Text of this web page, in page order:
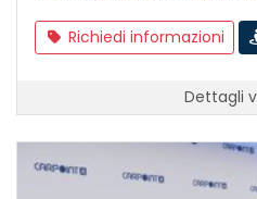
Richiedi informazioni
Dettagli